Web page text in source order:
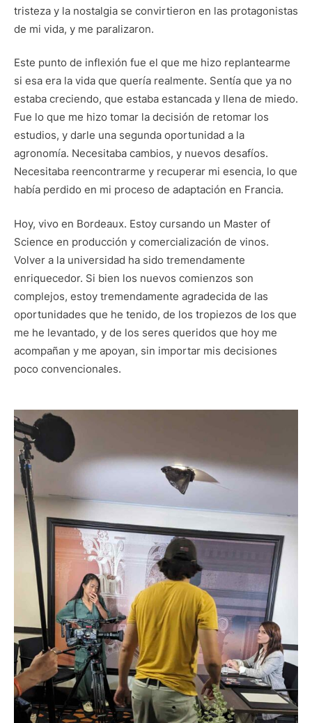
tristeza y la nostalgia se convirtieron en las protagonistas
de mi vida, y me paralizaron.
Este punto de inflexión fue el que me hizo replantearme
si esa era la vida que quería realmente. Sentía que ya no
estaba creciendo, que estaba estancada y llena de miedo.
Fue lo que me hizo tomar la decisión de retomar los
estudios, y darle una segunda oportunidad a la
agronomía. Necesitaba cambios, y nuevos desafíos.
Necesitaba reencontrarme y recuperar mi esencia, lo que
había perdido en mi proceso de adaptación en Francia.
Hoy, vivo en Bordeaux. Estoy cursando un Master of
Science en producción y comercialización de vinos.
Volver a la universidad ha sido tremendamente
enriquecedor. Si bien los nuevos comienzos son
complejos, estoy tremendamente agradecida de las
oportunidades que he tenido, de los tropiezos de los que
me he levantado, y de los seres queridos que hoy me
acompañan y me apoyan, sin importar mis decisiones
poco convencionales.